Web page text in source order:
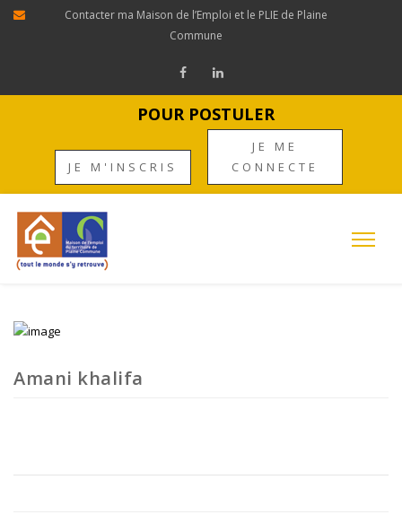
Contacter ma Maison de l’Emploi et le PLIE de Plaine
Commune
POUR POSTULER
JE M'INSCRIS
JE ME
CONNECTE
Amani khalifa